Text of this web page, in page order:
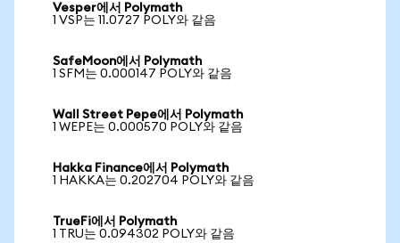
Vesper에서 Polymath
1 VSP는 11.0727 POLY와 같음
SafeMoon에서 Polymath
1 SFM는 0.000147 POLY와 같음
Wall Street Pepe에서 Polymath
1 WEPE는 0.000570 POLY와 같음
Hakka Finance에서 Polymath
1 HAKKA는 0.202704 POLY와 같음
TrueFi에서 Polymath
1 TRU는 0.094302 POLY와 같음